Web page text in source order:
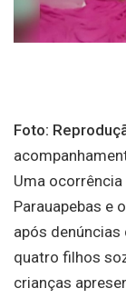
Foto:
Uma
Parauapebas e
após denúncias
quatro filhos
crianças